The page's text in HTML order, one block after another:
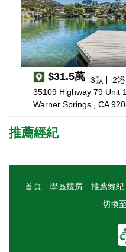
$31.5萬 3臥 2浴
35109 Highway 79 Unit
Warner Springs , CA
推薦經紀
首頁 學區搜房 推薦經紀
切換